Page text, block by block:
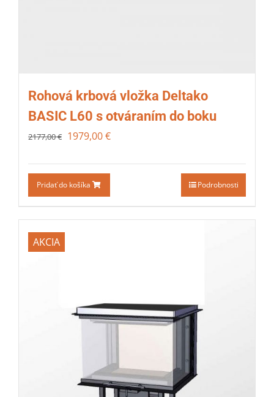
Rohová krbová vložka Deltako
BASIC L60 s otváraním do boku
2177,00€ 1979,00€
Pridať do košíka Podrobnosti
AKCIA